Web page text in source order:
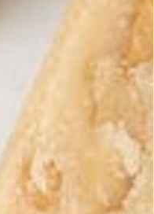
schneiden. Den
mit einem Löffel Zucker
kalt stellen. Das